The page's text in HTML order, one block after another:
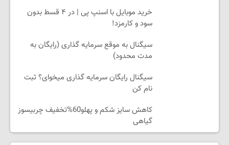
خرید موبایل با اسنپ پی | در ۴ قسط بدون
سود و کارمزد!
سیگنال به موقع سرمایه گذاری (رایگان به
مدت محدود)
سیگنال رایگان سرمایه گذاری میخوای؟ ثبت
نام کن
کاهش سایز شکم و پهلو60%تخفیف چربیسوز
گیاهی